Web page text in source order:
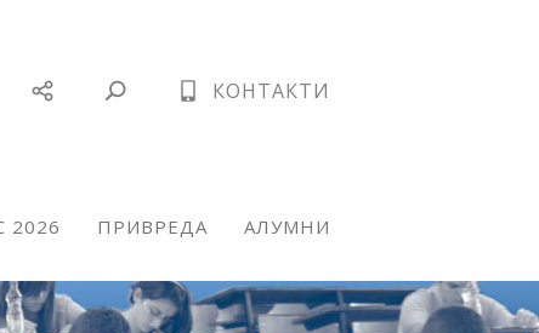
КОНТАКТИ
2026 ПРИВРЕДА АЛУМНИ